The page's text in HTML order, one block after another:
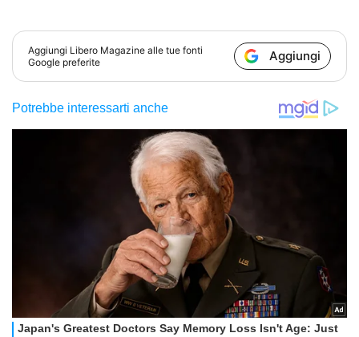
Aggiungi Libero Magazine alle tue fonti
Google preferite
Aggiungi